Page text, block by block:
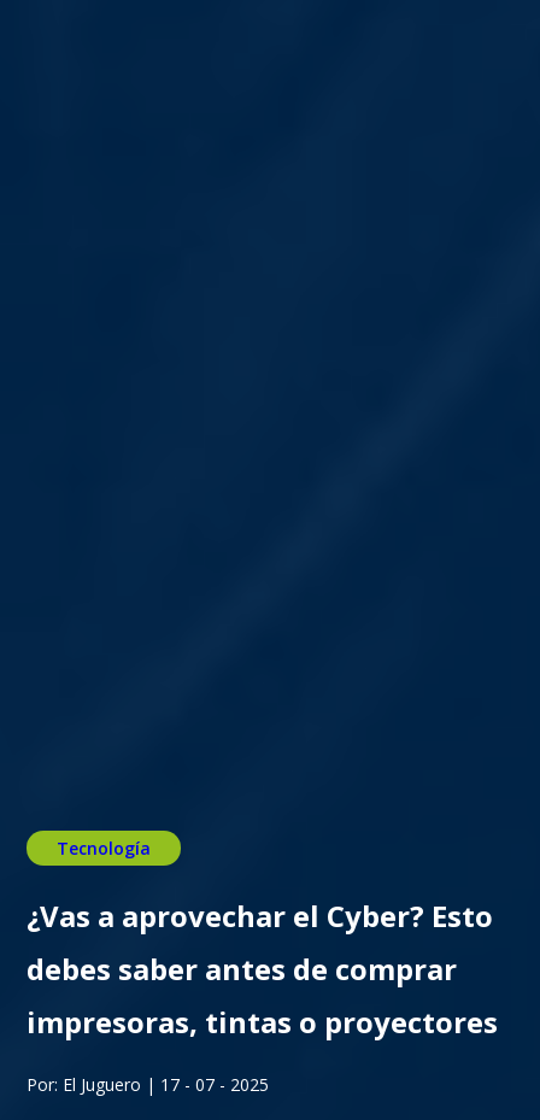
Tecnología
¿Vas a aprovechar el Cyber? Esto
debes saber antes de comprar
impresoras, tintas o proyectores
Por: El Juguero | 17 - 07 - 2025